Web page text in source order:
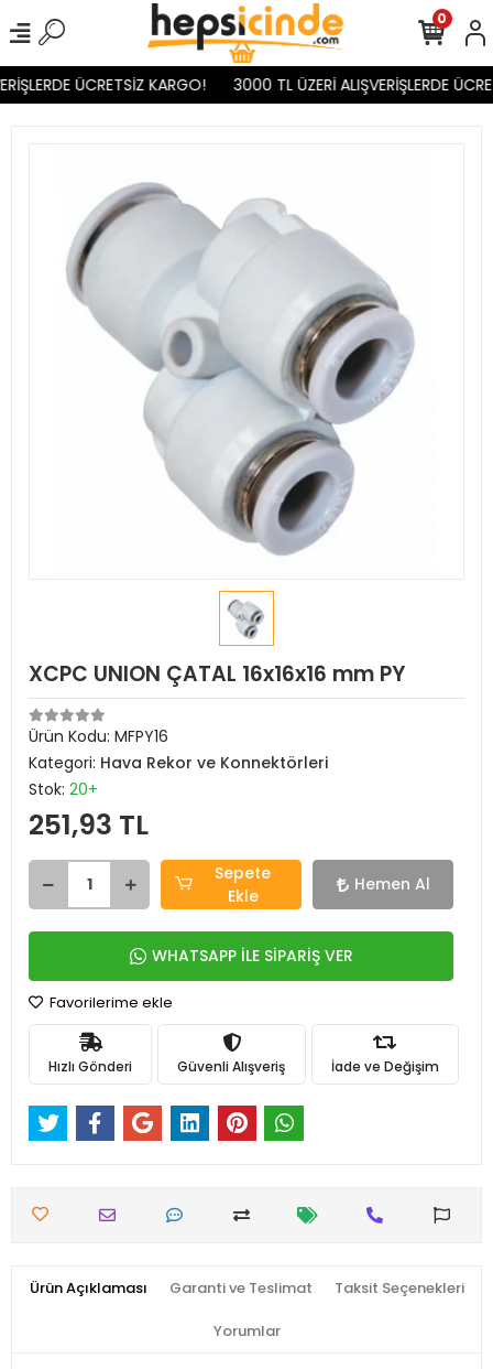
ÜCRETSİZ KARGO! 3000 TL ÜZERİ ALIŞVERİŞLERDE
0
XCPC UNION ÇATAL 16x16x16 mm PY
Ürün Kodu: MFPY16
Kategori: Hava Rekor ve Konnektörleri
Stok: 20+
251,93 TL
Sepete
Ekle
Hemen Al
WHATSAPP İLE SİPARİŞ VER
Favorilerime ekle
Hızlı Gönderi Güvenli Alışveriş İade ve Değişim
Ürün Açıklaması Garanti ve Teslimat Taksit Seçenekleri
Yorumlar